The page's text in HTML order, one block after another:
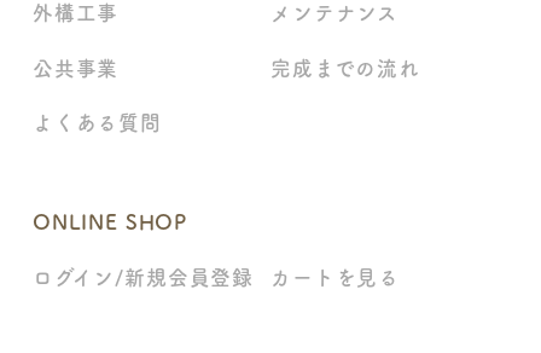
外構工事 メンテナンス
公共事業 完成までの流れ
よくある質問
ONLINE SHOP
ログイン/新規会員登録 カートを見る